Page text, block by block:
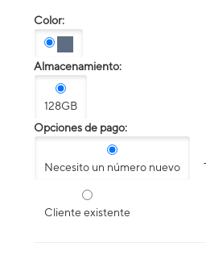
Color:
Almacenamiento:
128GB
Opciones de pago:
Necesito un número nuevo
Cliente existente